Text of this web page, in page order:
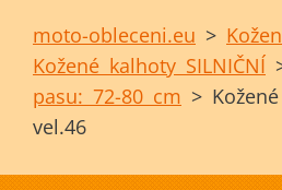
moto-obleceni.eu >
Kožené kalhoty SILNIČNÍ
pasu: 72-80 cm >
vel.46